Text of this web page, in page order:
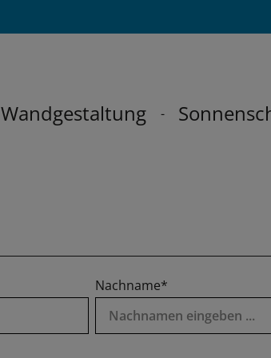
Wandgestaltung
Nachname*